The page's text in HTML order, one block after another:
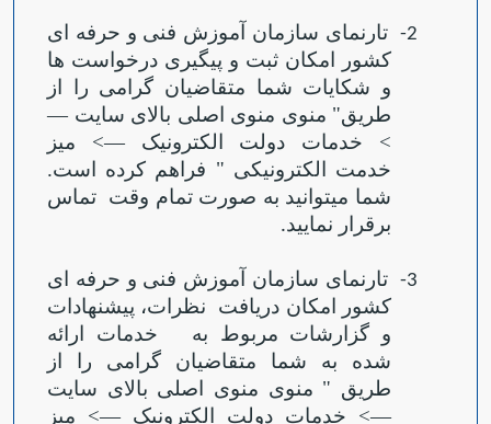
2-
تارنمای سازمان آموزش فنی و حرفه ای
کشور امکان ثبت و پیگیری درخواست ها
و شکایات شما متقاضیان گرامی را از
طریق" منوی منوی اصلی بالای سایت—
> خدمات دولت الکترونیک—> میز
خدمت الکترونیکی " فراهم کرده است.
شما می‏توانید به صورت تمام وقت تماس
برقرار نمایید.
3-
تارنمای سازمان آموزش فنی و حرفه ای
کشور امکان دریافت
نظرات، پیشنهادات
و گزارشات مربوط به
خدمات ارائه
شده به شما متقاضیان گرامی را از
طریق " منوی منوی اصلی بالای سایت
—> خدمات دولت الکترونیک—> میز